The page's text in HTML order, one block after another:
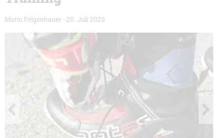
Mario Felgenhauer - 20. Juli 2023